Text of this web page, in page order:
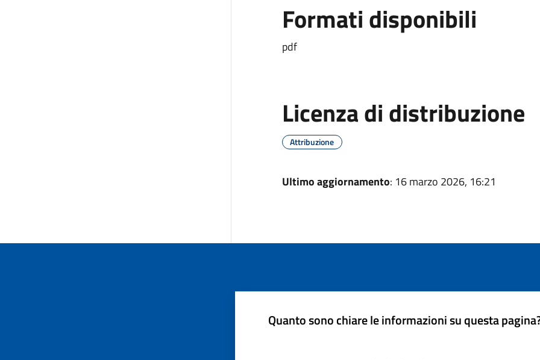
Formati disponibili
pdf
Licenza di distribuzione
Attribuzione
Ultimo aggiornamento: 16 marzo 2026, 16:21
Quanto sono chiare le informazioni su questa